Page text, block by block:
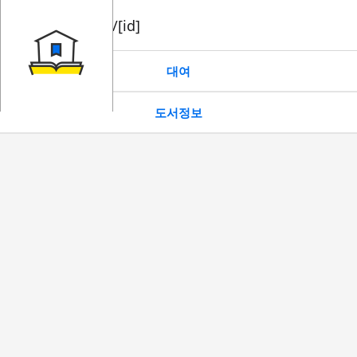
book/rent/[id]
대여
도서정보